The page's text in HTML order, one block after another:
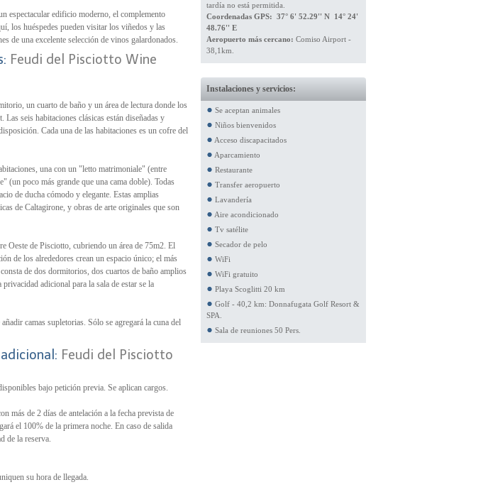
espectacular edificio moderno, el complemento
los huéspedes pueden visitar los viñedos y las
de una excelente selección de vinos galardonados.
Feudi del Pisciotto Wine
un cuarto de baño y un área de lectura donde los
seis habitaciones clásicas están diseñadas y
Cada una de las habitaciones es un cofre del
una con un "letto matrimoniale" (entre
poco más grande que una cama doble). Todas
de ducha cómodo y elegante. Estas amplias
de Caltagirone, y obras de arte originales que son
Oeste de Pisciotto, cubriendo un área de 75m2. El
de los alrededores crean un espacio único; el más
de dos dormitorios, dos cuartos de baño amplios
adicional para la sala de estar se la
camas supletorias. Sólo se agregará la cuna del
Feudi del Pisciotto
bajo petición previa. Se aplican cargos.
más de 2 días de antelación a la fecha prevista de
el 100% de la primera noche. En caso de salida
de la reserva.
su hora de llegada.
tardía no está permitida.
Coordenadas GPS: 37° 6' 52.29'' N 14° 24'
48.76'' E
Aeropuerto más cercano: Comiso Airport -
38,1km.
Instalaciones y servicios:
Se aceptan animales
Niños bienvenidos
Acceso discapacitados
Aparcamiento
Restaurante
Transfer aeropuerto
Lavandería
Aire acondicionado
Tv satélite
Secador de pelo
WiFi
WiFi gratuito
Playa Scoglitti 20 km
Golf - 40,2 km: Donnafugata Golf Resort &
SPA.
Sala de reuniones 50 Pers.